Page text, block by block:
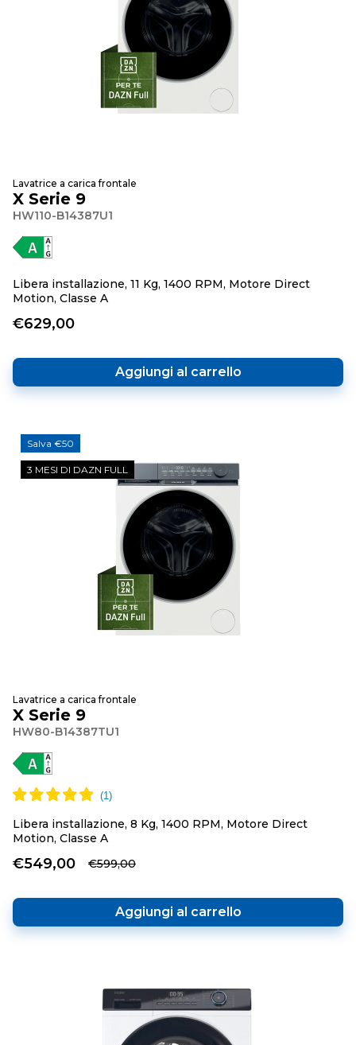
Lavatrice a carica frontale
X Serie 9
HW110-B14387U1
Libera installazione, 11 Kg, 1400 RPM, Motore Direct
Motion, Classe A
€629,00
Aggiungi al carrello
Salva €50
3 MESI DI DAZN FULL
Lavatrice a carica frontale
X Serie 9
HW80-B14387TU1
Libera installazione, 8 Kg, 1400 RPM, Motore Direct
Motion, Classe A
€549,00 €599,00
Aggiungi al carrello